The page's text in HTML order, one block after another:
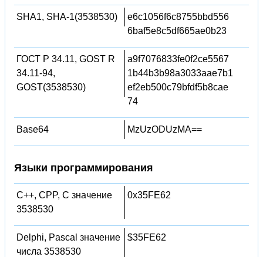
SHA1, SHA-1(3538530)
e6c1056f6c8755bbd556
6baf5e8c5df665ae0b23
ГОСТ Р 34.11, GOST R
34.11-94,
GOST(3538530)
a9f7076833fe0f2ce5567
1b44b3b98a3033aae7b1
ef2eb500c79bfdf5b8cae
74
Base64 MzUzODUzMA==
Языки программирования
C++, CPP, C значение
3538530
0x35FE62
Delphi, Pascal значение
числа 3538530
$35FE62